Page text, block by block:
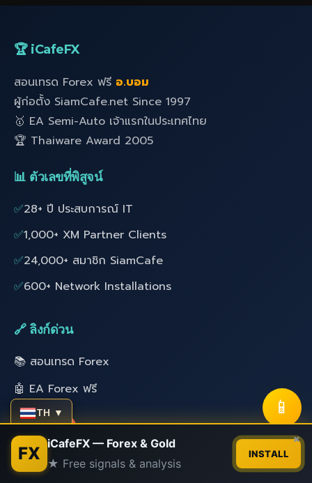
🏆 iCafeFX
สอนเทรด Forex ฟรี อ.บอม
ผู้ก่อตั้ง SiamCafe.net Since 1997
🥇 EA Semi-Auto เจ้าแรกในประเทศไทย
🏆 Thaiware Award 2005
📊 ตัวเลขที่พิสูจน์
✅28+ ปี ประสบการณ์ IT
✅1,000+ XM Partner Clients
✅24,000+ สมาชิก SiamCafe
✅600+ Network Installations
🔗 ลิงก์ด่วน
📚 สอนเทรด Forex
🤖 EA Forex ฟรี
👤 สมาชิก
📺 YouTube
🌐 SiamCafe.net
TH ▼ 📱
FX iCafeFX — Forex & Gold
★ Free signals & analysis
INSTALL
×
Contact us
Open